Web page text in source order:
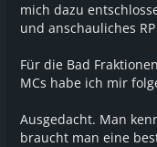
mich dazu
und anschauliches
Für die Bad
MCs habe ich mir
Ausgedacht. Man
braucht man eine